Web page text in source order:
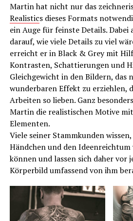
Martin hat nicht nur das
Realistics dieses Formats
ein Auge für feinste Details. Dabei
darauf, wie viele Details zu viel
erreicht er in Black & Grey mit
Kontrasten, Schattierungen und
Gleichgewicht in den Bildern, das
wunderbaren Effekt zu erziehlen,
Arbeiten so lieben. Ganz
Martin die realistischen Motive
Elementen.
Viele seiner Stammkunden wissen,
Händchen und den
können und lassen sich daher vor
Körperbild umfassend von ihm